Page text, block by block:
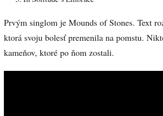
Prvým singlom je Mounds of Stones. Text
ktorá svoju bolesť premenila na pomstu.
kameňov, ktoré po ňom zostali.